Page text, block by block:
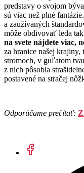
predstavy o svojom
sú viac než plné
a zaužívaných
môže obdivovať leda
na svete nájdete viac,
za hranice našej
stromoch, v guľatom
z nich pôsobia
postavené na stračej
Odporúčame prečítať: